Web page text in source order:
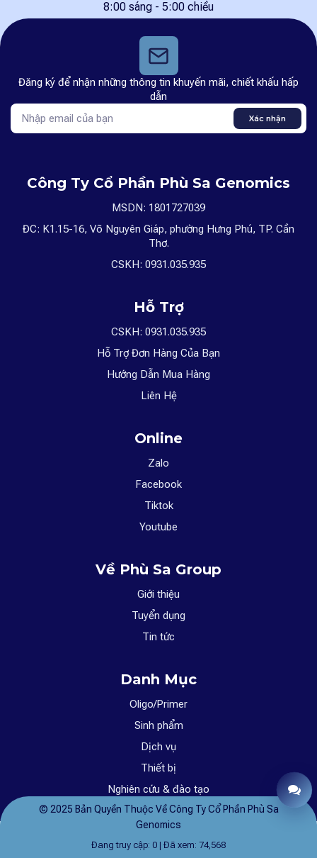
8:00 sáng - 5:00 chiều
Đăng ký để nhận những thông tin khuyến mãi, chiết khấu hấp
dẫn
Xác nhận
Công Ty Cổ Phần Phù Sa Genomics
MSDN: 1801727039
ĐC: K1.15-16, Võ Nguyên Giáp, phường Hưng Phú, TP. Cần
Thơ.
CSKH: 0931.035.935
Hỗ Trợ
CSKH: 0931.035.935
Hỗ Trợ Đơn Hàng Của Bạn
Hướng Dẫn Mua Hàng
Liên Hệ
Online
Zalo
Facebook
Tiktok
Youtube
Về Phù Sa Group
Giới thiệu
Tuyển dụng
Tin tức
Danh Mục
Oligo/Primer
Sinh phẩm
Dịch vụ
Thiết bị
Nghiên cứu & đào tạo
© 2025 Bản Quyền Thuộc Về Công Ty Cổ Phần Phù Sa
Genomics
Đang truy cập: 0 | Đã xem: 74,568